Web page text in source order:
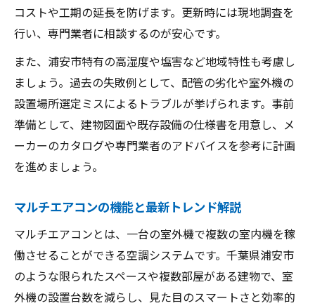
コストや工期の延長を防げます。更新時には現地調査を
行い、専門業者に相談するのが安心です。
また、浦安市特有の高湿度や塩害など地域特性も考慮し
ましょう。過去の失敗例として、配管の劣化や室外機の
設置場所選定ミスによるトラブルが挙げられます。事前
準備として、建物図面や既存設備の仕様書を用意し、メ
ーカーのカタログや専門業者のアドバイスを参考に計画
を進めましょう。
マルチエアコンの機能と最新トレンド解説
マルチエアコンとは、一台の室外機で複数の室内機を稼
働させることができる空調システムです。千葉県浦安市
のような限られたスペースや複数部屋がある建物で、室
外機の設置台数を減らし、見た目のスマートさと効率的